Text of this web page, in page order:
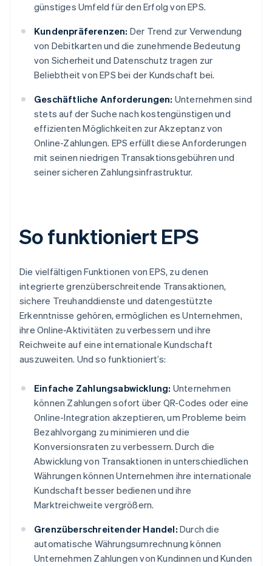
günstiges Umfeld für den Erfolg von EPS.
Kundenpräferenzen: Der Trend zur Verwendung
von Debitkarten und die zunehmende Bedeutung
von Sicherheit und Datenschutz tragen zur
Beliebtheit von EPS bei der Kundschaft bei.
Geschäftliche Anforderungen: Unternehmen sind
stets auf der Suche nach kostengünstigen und
effizienten Möglichkeiten zur Akzeptanz von
Online-Zahlungen. EPS erfüllt diese Anforderungen
mit seinen niedrigen Transaktionsgebühren und
seiner sicheren Zahlungsinfrastruktur.
So funktioniert EPS
Die vielfältigen Funktionen von EPS, zu denen
integrierte grenzüberschreitende Transaktionen,
sichere Treuhanddienste und datengestützte
Erkenntnisse gehören, ermöglichen es Unternehmen,
ihre Online-Aktivitäten zu verbessern und ihre
Reichweite auf eine internationale Kundschaft
auszuweiten. Und so funktioniert’s:
Einfache Zahlungsabwicklung: Unternehmen
können Zahlungen sofort über QR-Codes oder eine
Online-Integration akzeptieren, um Probleme beim
Bezahlvorgang zu minimieren und die
Konversionsraten zu verbessern. Durch die
Abwicklung von Transaktionen in unterschiedlichen
Währungen können Unternehmen ihre internationale
Kundschaft besser bedienen und ihre
Marktreichweite vergrößern.
Grenzüberschreitender Handel: Durch die
automatische Währungsumrechnung können
Unternehmen Zahlungen von Kundinnen und Kunden